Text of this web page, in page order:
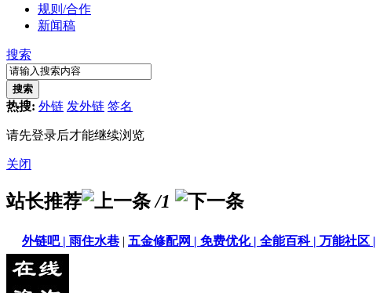
规则/合作
新闻稿
搜索
搜索
热搜: 外链 发外链 签名
请先登录后才能继续浏览
关闭
站长推荐 /1
外链吧 | 雨住水巷 | 五金修配网 | 免费优化 | 全能百科 | 万能社区 |